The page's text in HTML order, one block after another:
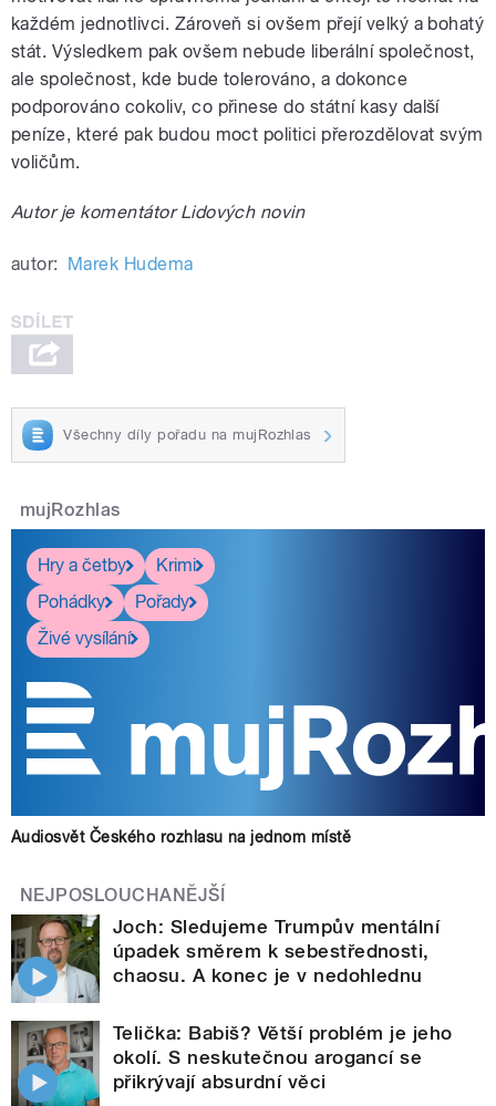
každém jednotlivci. Zároveň si ovšem přejí velký a bohatý
stát. Výsledkem pak ovšem nebude liberální společnost,
ale společnost, kde bude tolerováno, a dokonce
podporováno cokoliv, co přinese do státní kasy další
peníze, které pak budou moct politici přerozdělovat svým
voličům.
Autor je komentátor Lidových novin
autor: Marek Hudema
Všechny díly pořadu na mujRozhlas
mujRozhlas
Hry a četby
Krimi
Pohádky
Pořady
Živé vysílání
Audiosvět Českého rozhlasu na jednom místě
NEJPOSLOUCHANĚJŠÍ
Joch: Sledujeme Trumpův mentální
úpadek směrem k sebestřednosti,
chaosu. A konec je v nedohlednu
Telička: Babiš? Větší problém je jeho
okolí. S neskutečnou arogancí se
přikrývají absurdní věci